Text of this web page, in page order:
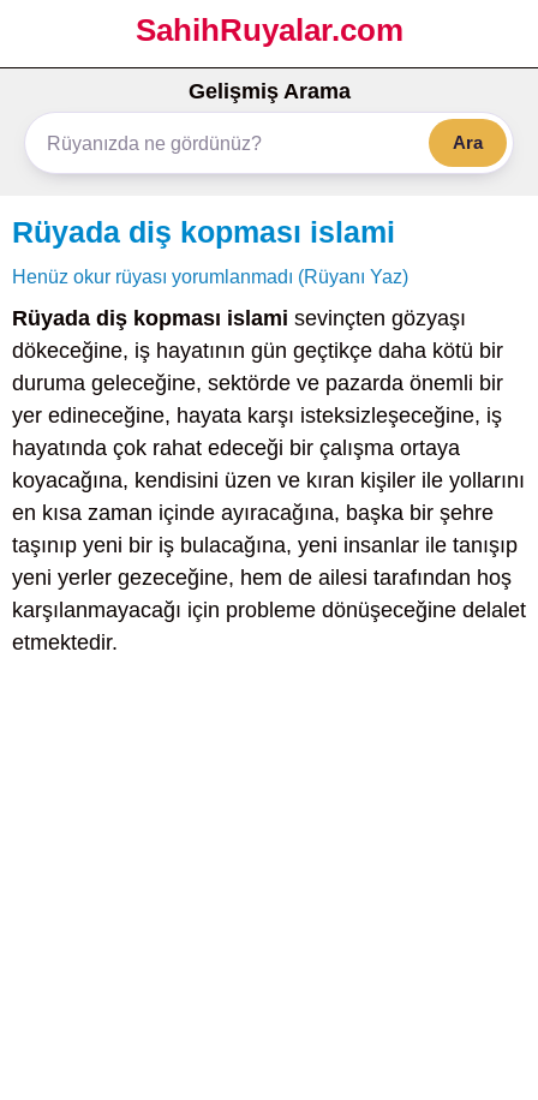
SahihRuyalar.com
Gelişmiş Arama
Ara
Rüyada diş kopması islami
Henüz okur rüyası yorumlanmadı (Rüyanı Yaz)
Rüyada diş kopması islami sevinçten gözyaşı
dökeceğine, iş hayatının gün geçtikçe daha kötü bir
duruma geleceğine, sektörde ve pazarda önemli bir
yer edineceğine, hayata karşı isteksizleşeceğine, iş
hayatında çok rahat edeceği bir çalışma ortaya
koyacağına, kendisini üzen ve kıran kişiler ile yollarını
en kısa zaman içinde ayıracağına, başka bir şehre
taşınıp yeni bir iş bulacağına, yeni insanlar ile tanışıp
yeni yerler gezeceğine, hem de ailesi tarafından hoş
karşılanmayacağı için probleme dönüşeceğine delalet
etmektedir.